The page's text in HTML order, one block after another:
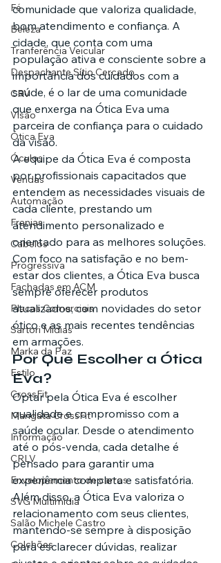
Fé
Beleza
Tranferência Veicular
Despachante Sítio Cercado
CRV
Visão
Ótica Eva
Óculos
Vendas
Automação
Franjas
Cabelos
Progressiva
Fachadas em ACM
Placas Comerciais
Sartori Mídias
Marka da Paz
Estilo
CrossFit
Mangata CrossFit
Informação
CRLV
Envelopamento de carros
SVG Multimídia
Salão Michele Castro
Colchões
comunidade que valoriza qualidade,
bom atendimento e confiança. A
cidade, que conta com uma
população ativa e consciente sobre a
importância dos cuidados com a
saúde, é o lar de uma comunidade
que enxerga na Ótica Eva uma
parceira de confiança para o cuidado
da visão.
A equipe da Ótica Eva é composta
por profissionais capacitados que
entendem as necessidades visuais de
cada cliente, prestando um
atendimento personalizado e
orientado para as melhores soluções.
Com foco na satisfação e no bem-
estar dos clientes, a Ótica Eva busca
sempre oferecer produtos
atualizados, com novidades do setor
ótico e as mais recentes tendências
em armações.
Por Que Escolher a Ótica
Eva?
Optar pela Ótica Eva é escolher
qualidade e compromisso com a
saúde ocular. Desde o atendimento
até o pós-venda, cada detalhe é
pensado para garantir uma
experiência completa e satisfatória.
Além disso, a Ótica Eva valoriza o
relacionamento com seus clientes,
mantendo-se sempre à disposição
para esclarecer dúvidas, realizar